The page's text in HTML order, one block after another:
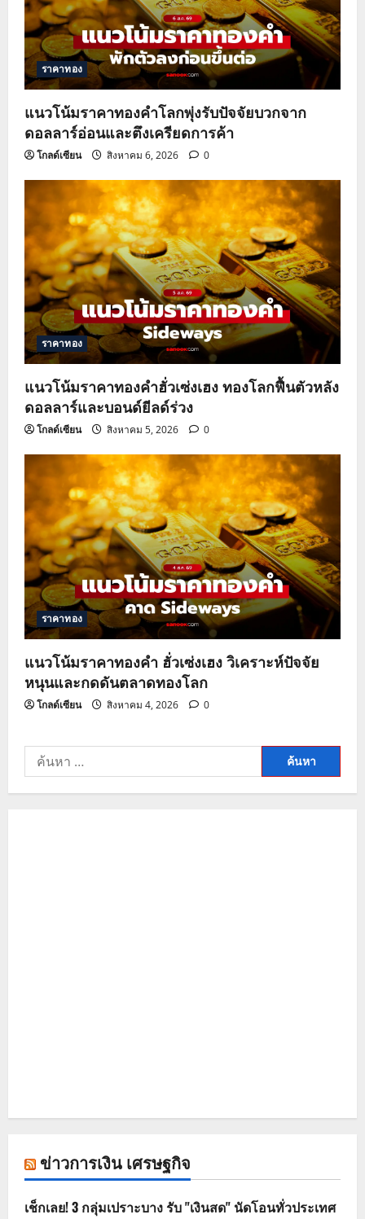
a
t
i
o
n
ราคาทอง
แนวโน้มราคาทองคำโลกพุ่งรับปัจจัยบวกจาก
ดอลลาร์อ่อนและตึงเครียดการค้า
โกลด์เซียน สิงหาคม 6, 2026 0
ราคาทอง
แนวโน้มราคาทองคำฮั่วเซ่งเฮง ทองโลกฟื้นตัวหลัง
ดอลลาร์และบอนด์ยีลด์ร่วง
โกลด์เซียน สิงหาคม 5, 2026 0
ราคาทอง
แนวโน้มราคาทองคำ ฮั่วเซ่งเฮง วิเคราะห์ปัจจัย
หนุนและกดดันตลาดทองโลก
โกลด์เซียน สิงหาคม 4, 2026 0
ค้นหา
สำหรับ:
ข่าวการเงิน เศรษฐกิจ
เช็กเลย! 3 กลุ่มเปราะบาง รับ "เงินสด" นัดโอนทั่วประเทศ